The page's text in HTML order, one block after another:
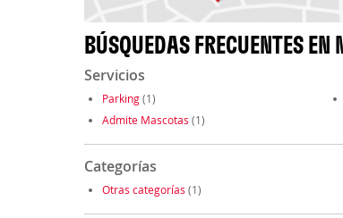
BÚSQUEDAS FRECUENTES
Servicios
Parking(1)
Admite Mascotas (1)
Categorías
Otras categorías (1)